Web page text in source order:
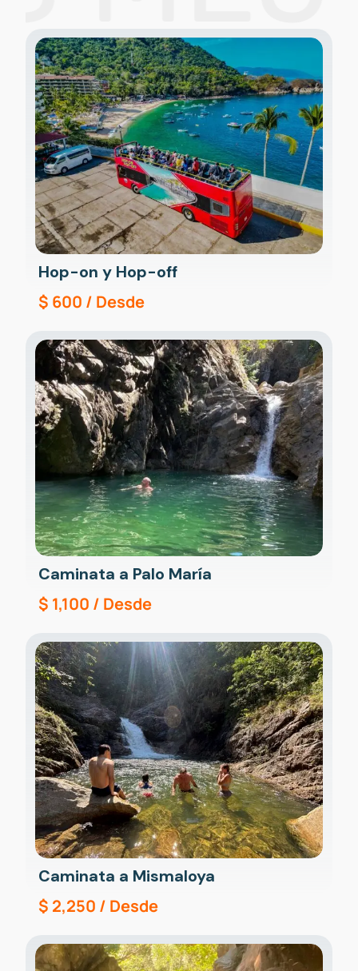
Hop-on y Hop-off
$ 600 / Desde
Caminata a Palo María
$ 1,100 / Desde
Caminata a Mismaloya
$ 2,250 / Desde